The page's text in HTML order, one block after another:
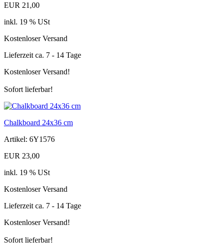
EUR 21,00
inkl. 19 % USt
Kostenloser Versand
Lieferzeit ca. 7 - 14 Tage
Kostenloser Versand!
Sofort lieferbar!
Chalkboard 24x36 cm
Artikel: 6Y1576
EUR 23,00
inkl. 19 % USt
Kostenloser Versand
Lieferzeit ca. 7 - 14 Tage
Kostenloser Versand!
Sofort lieferbar!